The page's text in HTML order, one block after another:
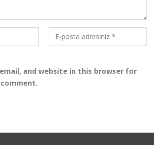
and website in this browser for